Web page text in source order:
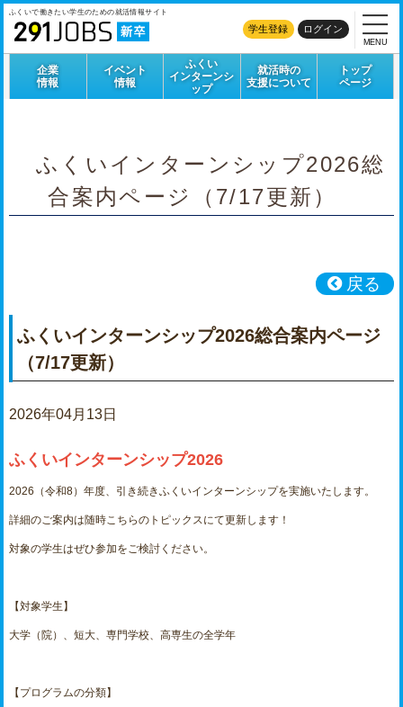
ふくいで働きたい学生のための就活情報サイト
学生登録 ログイン
企業
情報
イベント
情報
ふくい
インターンシ
ップ
就活時の
支援について
トップ
ページ
MENU
ふくいインターンシップ2026総
合案内ページ（7/17更新）
戻る
ふくいインターンシップ2026総合案内ページ
（7/17更新）
2026年04月13日
ふくいインターンシップ2026
2026（令和8）年度、引き続きふくいインターンシップを実施いたします。
詳細のご案内は随時こちらのトピックスにて更新します！
対象の学生はぜひ参加をご検討ください。
【対象学生】
大学（院）、短大、専門学校、高専生の全学年
【プログラムの分類】